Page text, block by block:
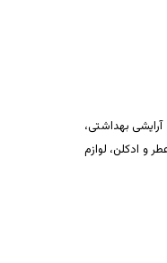
بهداشتی،
و ادکلن، لوازم